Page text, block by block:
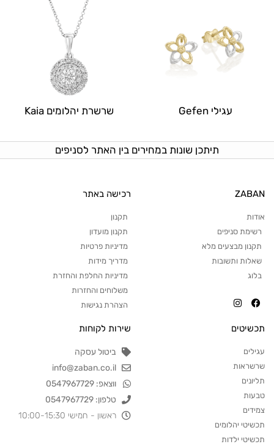
עגילי Gefen שרשרת יהלומים Kaia
תיתכן שונות במחירים בין האתר לסניפים
ZABAN
אודות
רשימת סניפים
תקנון מבצעים מלא
שאלות ותשובות
בלוג
רכישה באתר
תקנון
תקנון מועדון
מדיניות פרטיות
מדריך מידות
מדיניות החלפת והחזרת
משלוחים והחזרות
הצהרת נגישות
תכשיטים
עגילים
שרשראות
תליונים
טבעות
צמידים
תכשיטי יהלומים
תכשיטי ילדות
שירות לקוחות
ביטול עסקה
info@zaban.co.il
ווצאפ: 0547967729
טלפון: 0547967729
ראשון - חמישי 10:00-15:30